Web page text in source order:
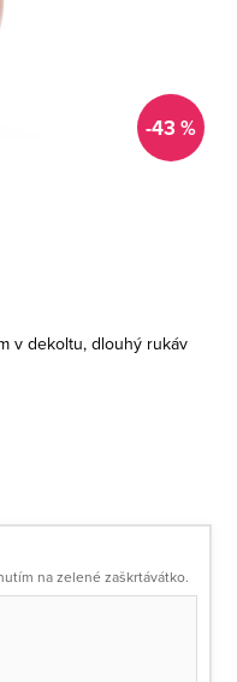
-43 %
v dekoltu, dlouhý rukáv
na zelené zaškrtávátko.